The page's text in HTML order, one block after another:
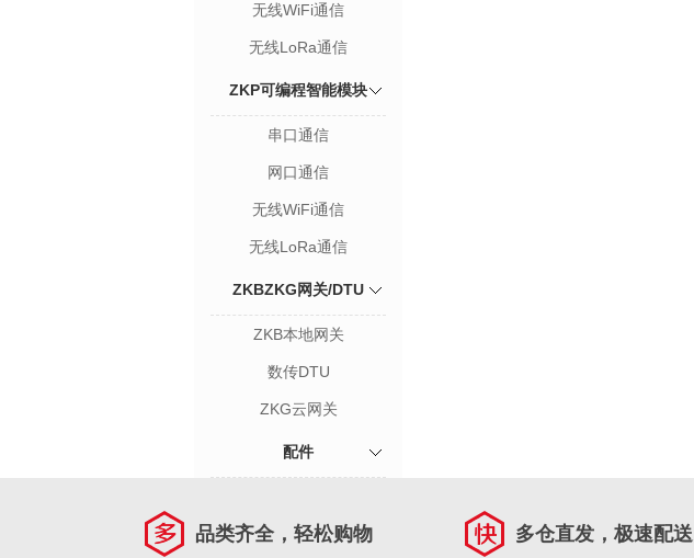
无线WiFi通信
无线LoRa通信
ZKP可编程智能模块
串口通信
网口通信
无线WiFi通信
无线LoRa通信
ZKBZKG网关/DTU
ZKB本地网关
数传DTU
ZKG云网关
配件
品类齐全，轻松购物 多仓直发，极速配送